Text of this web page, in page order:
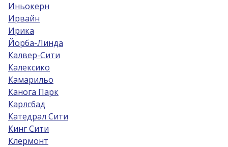
Иньокерн
Ирвайн
Ирика
Йорба-Линда
Калвер-Сити
Калексико
Камарильо
Канога Парк
Карлсбад
Катедрал Сити
Кинг Сити
Клермонт